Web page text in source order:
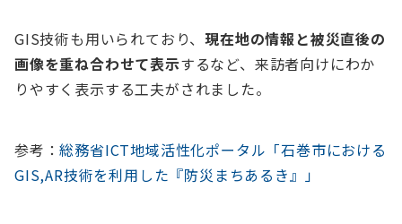
GIS技術も用いられており、現在地の情報と被災直後の
画像を重ね合わせて表示するなど、来訪者向けにわか
りやすく表示する工夫がされました。
参考：総務省ICT地域活性化ポータル「石巻市における
GIS,AR技術を利用した『防災まちあるき』」